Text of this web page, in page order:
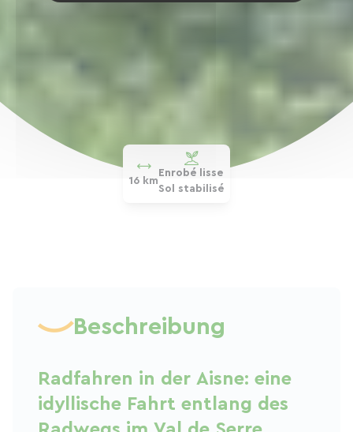
16 km
Enrobé lisse
Sol stabilisé
Beschreibung
Radfahren in der Aisne: eine
idyllische Fahrt entlang des